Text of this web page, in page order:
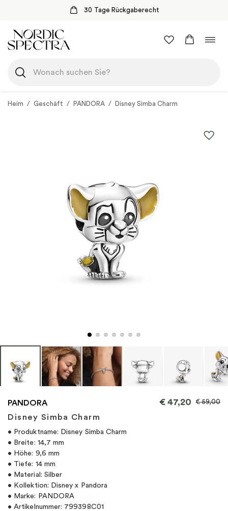
30 Tage Rückgaberecht
Inhalt
springen
Heim / Geschäft / PANDORA / Disney Simba Charm
PANDORA
Disney Simba Charm
€47,20 €59,00
• Produktname: Disney Simba Charm
• Breite: 14,7 mm
• Höhe: 9,6 mm
• Tiefe: 14 mm
• Material: Silber
• Kollektion: Disney x Pandora
• Marke: PANDORA
• Artikelnummer: 799398C01